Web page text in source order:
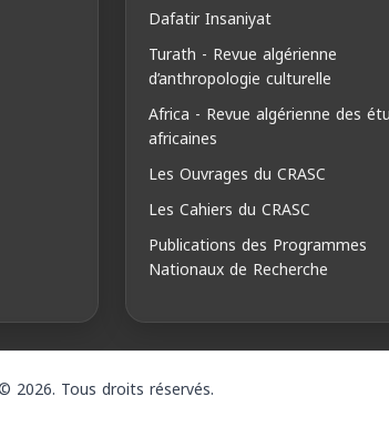
Dafatir Insaniyat
Turath - Revue algérienne
d’anthropologie culturelle
Africa - Revue algérienne des
africaines
Les Ouvrages du CRASC
Les Cahiers du CRASC
Publications des Programmes
Nationaux de Recherche
2026. Tous droits réservés.